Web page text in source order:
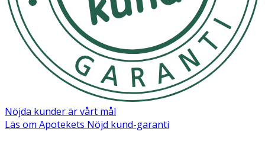
Nöjda kunder är vårt mål
Läs om Apotekets Nöjd kund-garanti